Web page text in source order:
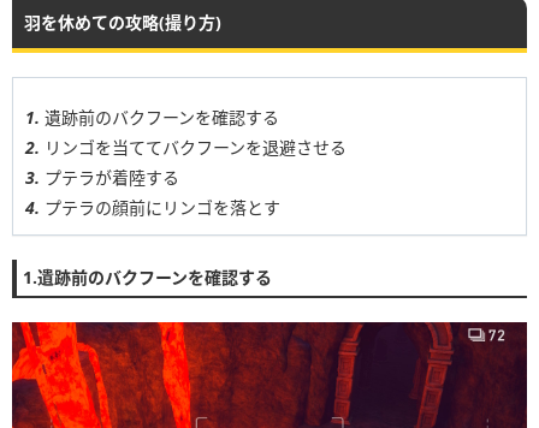
羽を休めての攻略(撮り方)
遺跡前のバクフーンを確認する
リンゴを当ててバクフーンを退避させる
プテラが着陸する
プテラの顔前にリンゴを落とす
1.遺跡前のバクフーンを確認する